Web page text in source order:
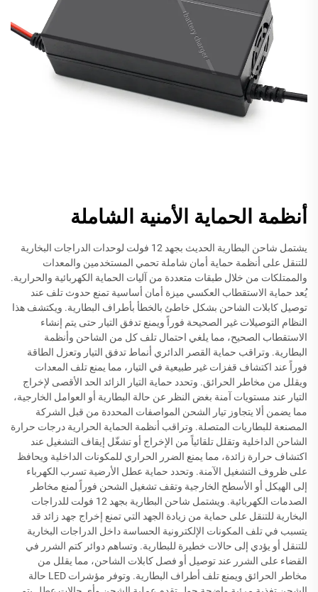
أنظمة الحماية الأمنية الشاملة
يشتمل شاحن البطارية الحديث بجهد 12 فولت لوحدات الدراجات البخارية
للتنقل على أنظمة حماية أمان شاملة تحمي المستخدمين والمعدات
والممتلكات من خلال طبقات متعددة من آليات الحماية الكهربائية والحرارية.
يُعد حماية الاستقطاب العكسي ميزة أمان أساسية تمنع حدوث تلف عند
توصيل كابلات الشاحن بشكل خاطئ بالخطأ بأطراف البطارية. ويكتشف هذا
النظام التوصيلات غير الصحيحة فوراً ويمنع تدفق التيار حتى يتم إنشاء
الاستقطاب الصحيح، مما يلغي احتمال تلف كل من الشاحن وأنظمة
البطارية. وتراقب حماية القصر الدائري أنماط تدفق التيار وتعزل الطاقة
فوراً عند اكتشاف قفزات غير طبيعية في التيار، مما يمنع تلف المعدات
ويقلل من مخاطر الحرائق. وتحدد حماية التيار الزائد الحد الأقصى لإخراج
التيار عند مستويات آمنة بغض النظر عن حالة البطارية أو العوامل الخارجية،
مما يضمن ألا يتجاوز تيار الشحن المواصفات المحددة من قبل الشركة
المصنعة للبطاريات المتصلة. وتراقب أنظمة الحماية الحرارية درجات حرارة
الشاحن الداخلية وتقلل تلقائياً من الإخراج أو تشغّل إيقاف التشغيل عند
اكتشاف حرارة زائدة، مما يمنع الضرر الحراري للمكونات الداخلية ويحافظ
على ظروف التشغيل الآمنة. وتحدد حماية عطل الأرضية تسرب الكهرباء
إلى الهيكل أو الأسطح الخارجية وتقف تشغيل الشحن فوراً لمنع مخاطر
الصدمات الكهربائية. ويشتمل شاحن البطارية بجهد 12 فولت للدراجات
البخارية للتنقل على حماية من زيادة الجهد التي تمنع إخراج جهد زائد قد
يتسبب في تلف المكونات الإلكترونية الحساسة داخل الدراجات البخارية
للتنقل أو يؤدي إلى حالات خطيرة للبطارية. وتساهم دوائر كتم الشرر في
القضاء على الشرر عند توصيل أو فصل كابلات الشاحن، مما يقلل من
مخاطر الحرائق ويمنع تلف أطراف البطارية. وتوفر مؤشرات LED حالة